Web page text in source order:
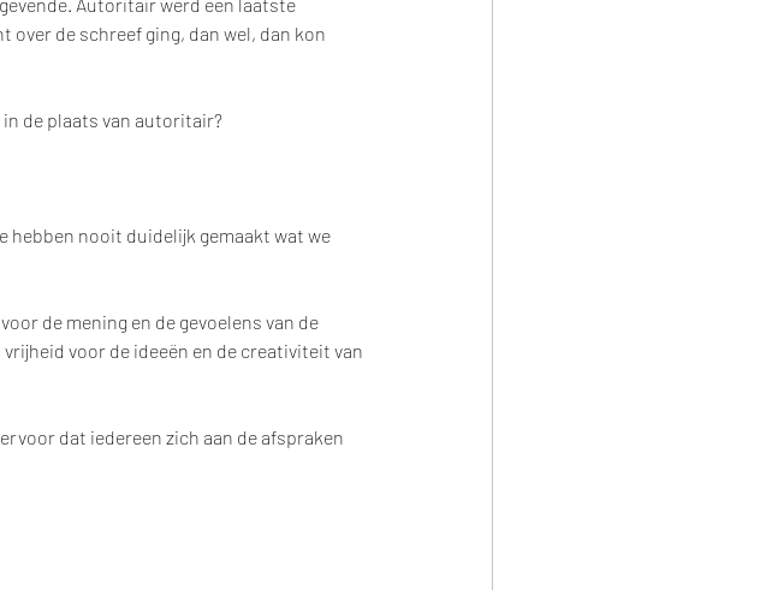
over de schreef ging, dan wel, dan kon
de plaats van autoritair?
hebben nooit duidelijk gemaakt wat we
de mening en de gevoelens van de
voor de ideeën en de creativiteit van
dat iedereen zich aan de afspraken